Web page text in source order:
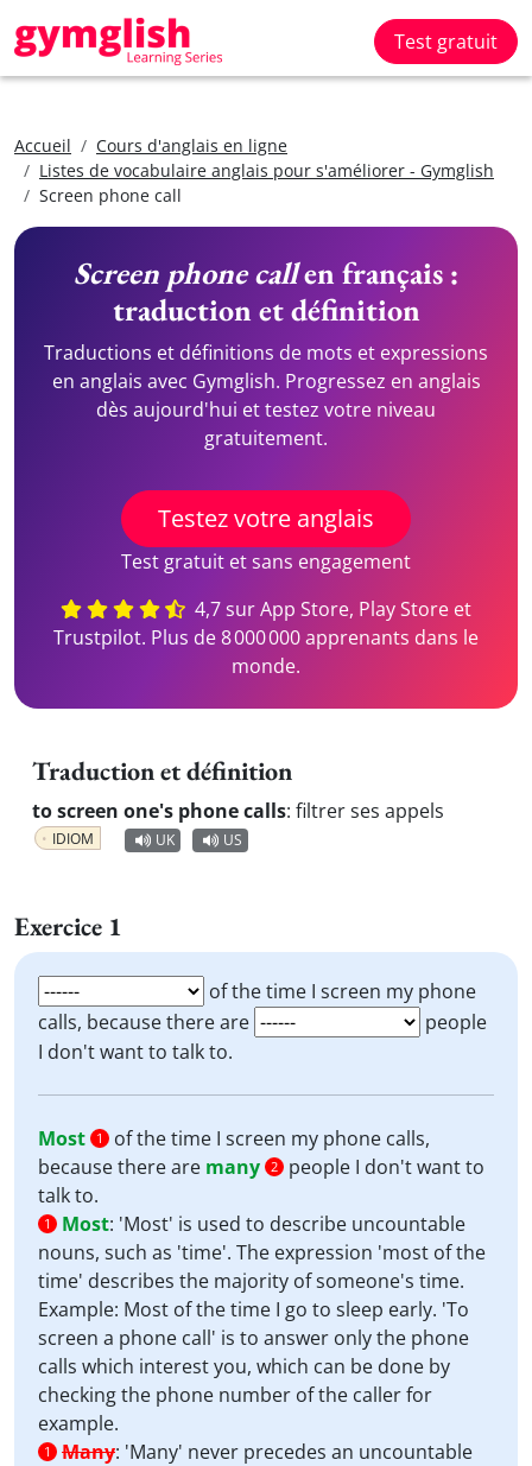
Test gratuit
Accueil
Cours d'anglais en ligne
Listes de vocabulaire anglais pour s'améliorer - Gymglish
Screen phone call
Screen phone callen français :
traduction et définition
Traductions et définitions de mots et expressions
en anglais avec Gymglish. Progressez en anglais
dès aujourd'hui et testez votre niveau
gratuitement.
Testez votre anglais
Test gratuit et sans engagement
4,7 sur App Store, Play Store et
Trustpilot. Plus de 8 000 000 apprenants dans le
monde.
Traduction et définition
to screen one's phone calls: filtrer ses appels
IDIOM UK US
Exercice 1
of the time I screen my phone
calls, because there are
people
I don't want to talk to.
Most 1
of the time I screen my phone calls,
because there are many 2
people I don't want to
talk to.
1 Most: 'Most' is used to describe uncountable
nouns, such as 'time'. The expression 'most of the
time' describes the majority of someone's time.
Example: Most of the time I go to sleep early. 'To
screen a phone call' is to answer only the phone
calls which interest you, which can be done by
checking the phone number of the caller for
example.
1 Many: 'Many' never precedes an uncountable